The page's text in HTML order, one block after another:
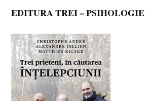
EDITURA TREI – PSIHOLOGIE